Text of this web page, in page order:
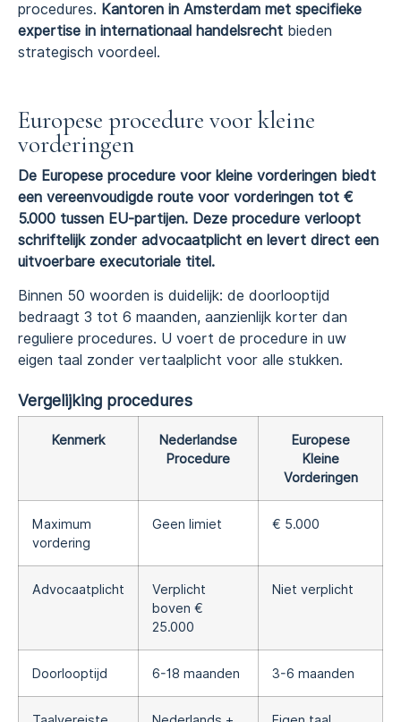
procedures. Kantoren in Amsterdam met specifieke
expertise in internationaal handelsrecht bieden
strategisch voordeel.
Europese procedure voor kleine
vorderingen
De Europese procedure voor kleine vorderingen biedt
een vereenvoudigde route voor vorderingen tot €
5.000 tussen EU-partijen. Deze procedure verloopt
schriftelijk zonder advocaatplicht en levert direct een
uitvoerbare executoriale titel.
Binnen 50 woorden is duidelijk: de doorlooptijd
bedraagt 3 tot 6 maanden, aanzienlijk korter dan
reguliere procedures. U voert de procedure in uw
eigen taal zonder vertaalplicht voor alle stukken.
Vergelijking procedures
Kenmerk
Nederlandse
Procedure
Europese
Kleine
Vorderingen
Maximum
vordering
Geen limiet € 5.000
Advocaatplicht
Verplicht
boven €
25.000
Niet verplicht
Doorlooptijd 6-18 maanden 3-6 maanden